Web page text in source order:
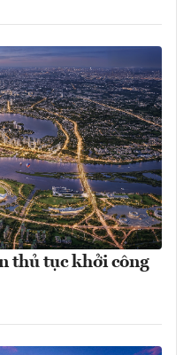
thủ tục khởi công